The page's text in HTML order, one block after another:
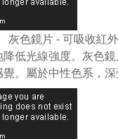
灰色鏡片 - 可吸收紅
降低光線強度。灰色
覺。屬於中性色系，深